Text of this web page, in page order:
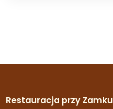
Restauracja przy Zamku